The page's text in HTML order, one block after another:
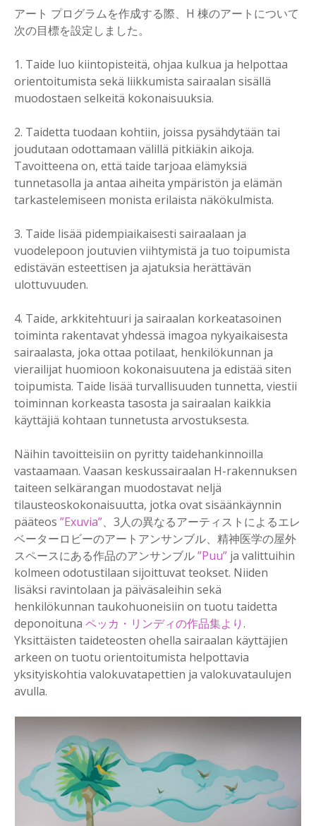
アート プログラムを作成する際、H 棟のアートについて
次の目標を設定しました。
1. Taide luo kiintopisteitä, ohjaa kulkua ja helpottaa
orientoitumista sekä liikkumista sairaalan sisällä
muodostaen selkeitä kokonaisuuksia.
2. Taidetta tuodaan kohtiin, joissa pysähdytään tai
joudutaan odottamaan välillä pitkiäkin aikoja.
Tavoitteena on, että taide tarjoaa elämyksiä
tunnetasolla ja antaa aiheita ympäristön ja elämän
tarkastelemiseen monista erilaista näkökulmista.
3. Taide lisää pidempiaikaisesti sairaalaan ja
vuodelepoon joutuvien viihtymistä ja tuo toipumista
edistävän esteettisen ja ajatuksia herättävän
ulottuvuuden.
4. Taide, arkkitehtuuri ja sairaalan korkeatasoinen
toiminta rakentavat yhdessä imagoa nykyaikaisesta
sairaalasta, joka ottaa potilaat, henkilökunnan ja
vierailijat huomioon kokonaisuutena ja edistää siten
toipumista. Taide lisää turvallisuuden tunnetta, viestii
toiminnan korkeasta tasosta ja sairaalan kaikkia
käyttäjiä kohtaan tunnetusta arvostuksesta.
Näihin tavoitteisiin on pyritty taidehankinnoilla
vastaamaan. Vaasan keskussairaalan H-rakennuksen
taiteen selkärangan muodostavat neljä
tilausteoskokonaisuutta, jotka ovat sisäänkäynnin
pääteos ”Exuvia”、3人の異なるアーティストによるエレ
ベーターロビーのアートアンサンブル、精神医学の屋外
スペースにある作品のアンサンブル”Puu” ja valittuihin
kolmeen odotustilaan sijoittuvat teokset. Niiden
lisäksi ravintolaan ja päiväsaleihin sekä
henkilökunnan taukohuoneisiin on tuotu taidetta
deponoituna ペッカ・リンディの作品集より.
Yksittäisten taideteosten ohella sairaalan käyttäjien
arkeen on tuotu orientoitumista helpottavia
yksityiskohtia valokuvatapettien ja valokuvataulujen
avulla.